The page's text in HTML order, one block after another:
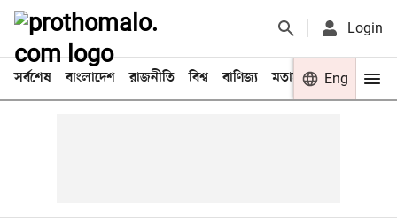
Login
সর্বশেষ বাংলাদেশ রাজনীতি বিশ্ব বাণিজ্য মতামত খেলা
Eng